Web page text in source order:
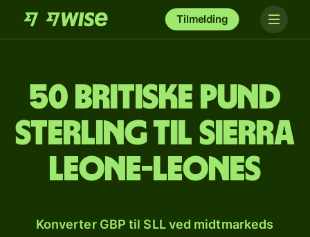
Tilmelding
50 britiske pund
sterling til sierra
leone-leones
Konverter GBP til SLL ved midtmarkeds